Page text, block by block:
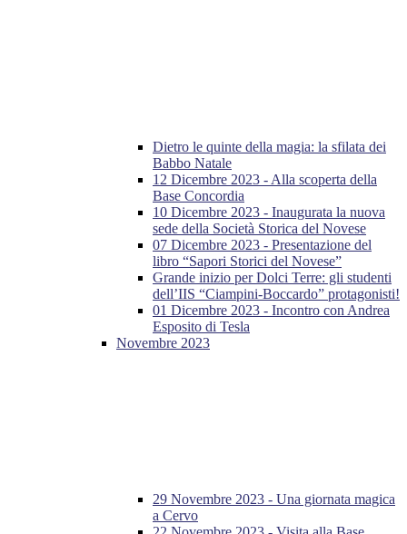
Dietro le quinte della magia: la sfilata dei
Babbo Natale
12 Dicembre 2023 - Alla scoperta della
Base Concordia
10 Dicembre 2023 - Inaugurata la nuova
sede della Società Storica del Novese
07 Dicembre 2023 - Presentazione del
libro “Sapori Storici del Novese”
Grande inizio per Dolci Terre: gli studenti
dell’IIS “Ciampini-Boccardo” protagonisti!
01 Dicembre 2023 - Incontro con Andrea
Esposito di Tesla
Novembre 2023
29 Novembre 2023 - Una giornata magica
a Cervo